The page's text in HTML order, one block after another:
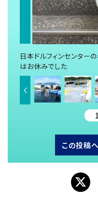
日本ドルフィンセンター
はお休みでした
この投稿